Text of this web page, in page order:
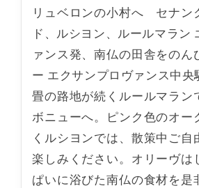
リュベロンの小村へ セナン
ド、ルシヨン、ルールマラン
ァンス発、南仏の田舎をのん
ー エクサンプロヴァンス中
畳の路地が続くルールマラン
ボニューへ。ピンク色のオー
くルシヨンでは、散策中ご自
楽しみください。オリーヴは
ぱいに浴びた南仏の食材を是